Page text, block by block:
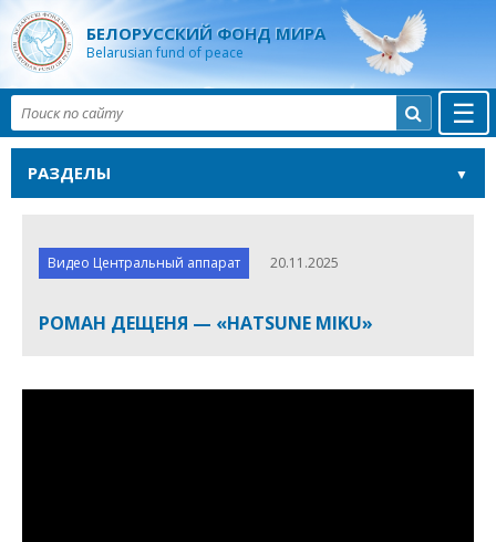
БЕЛОРУССКИЙ ФОНД МИРА
Belarusian fund of peace
☰

РАЗДЕЛЫ
Видео Центральный аппарат 20.11.2025
РОМАН ДЕЩЕНЯ — «HATSUNE MIKU»